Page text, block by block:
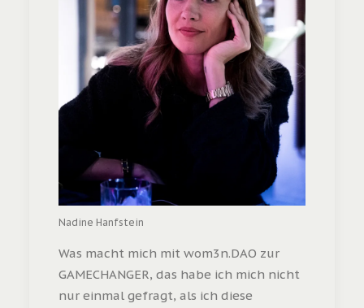
Nadine Hanfstein
Was macht mich mit wom3n.DAO zur
GAMECHANGER, das habe ich mich nicht
nur einmal gefragt, als ich diese